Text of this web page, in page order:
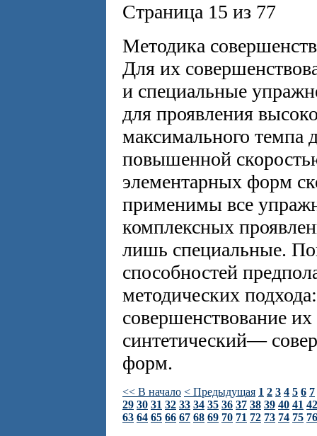
Страница 15 из 77
Методика
Для их
и специальные
для проявления
максимального темпа
повышенной
элементарных форм
применимы все
комплексных
лишь специальные.
способностей
методических
совершенствование
синтетический—
форм.
<< В начало < Предыдущая 1 2 3 4 5 6 7
29 30 31 32 33 34 35 36 37 38 39 40 41 42
63 64 65 66 67 68 69 70 71 72 73 74 75 76